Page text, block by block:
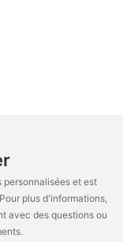
et est
plus d'informations,
avec des questions ou